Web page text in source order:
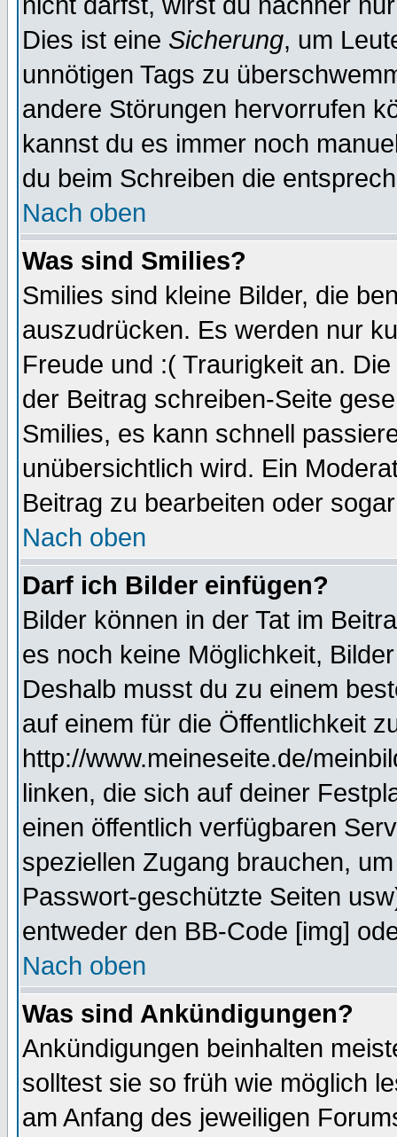
Dies ist eine Sicherung, um
unnötigen Tags zu
andere Störungen hervorrufen
kannst du es immer noch
du beim Schreiben die
Nach oben
Was sind Smilies?
Smilies sind kleine Bilder, die
auszudrücken. Es werden nur
Freude und :( Traurigkeit an.
der Beitrag schreiben-Seite
Smilies, es kann schnell
unübersichtlich wird. Ein
Beitrag zu bearbeiten oder
Nach oben
Darf ich Bilder einfügen?
Bilder können in der Tat im
es noch keine Möglichkeit,
Deshalb musst du zu einem
auf einem für die Öffentlichkeit
http://www.meineseite.de/
linken, die sich auf deiner
einen öffentlich verfügbaren
speziellen Zugang brauchen,
Passwort-geschützte Seiten
entweder den BB-Code [img]
Nach oben
Was sind Ankündigungen?
Ankündigungen beinhalten
solltest sie so früh wie möglich
am Anfang des jeweiligen